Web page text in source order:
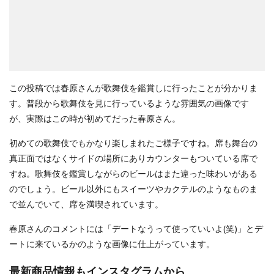
この投稿では春原さんが歌舞伎を鑑賞しに行ったことが分かりま
す。普段から歌舞伎を見に行っているような雰囲気の画像です
が、実際はこの時が初めてだった春原さん。
初めての歌舞伎でもかなり楽しまれたご様子ですね。席も舞台の
真正面ではなくサイドの場所にありカウンターもついている席で
すね。歌舞伎を鑑賞しながらのビールはまた違った味わいがある
のでしょう。ビール以外にもスイーツやカクテルのようなものま
で並んでいて、席を満喫されています。
春原さんのコメントには「デートなうって使っていいよ(笑)」とデ
ートに来ているかのような画像に仕上がっています。